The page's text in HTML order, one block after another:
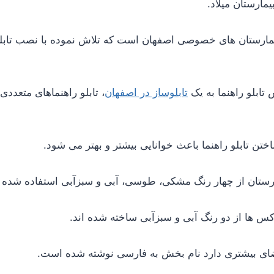
میلاد.
های خصوصی اصفهان است که تلاش نموده با نصب
راهنما به یک تابلوساز در اصفهان، تابلو راهنماهای
تابلو راهنما باعث خوانایی بیشتر و بهتر می شود.
از چهار رنگ مشکی، طوسی، آبی و سبزآبی استفاده
ها از دو رنگ آبی و سبزآبی ساخته شده اند.
بیشتری دارد نام بخش به فارسی نوشته شده است.